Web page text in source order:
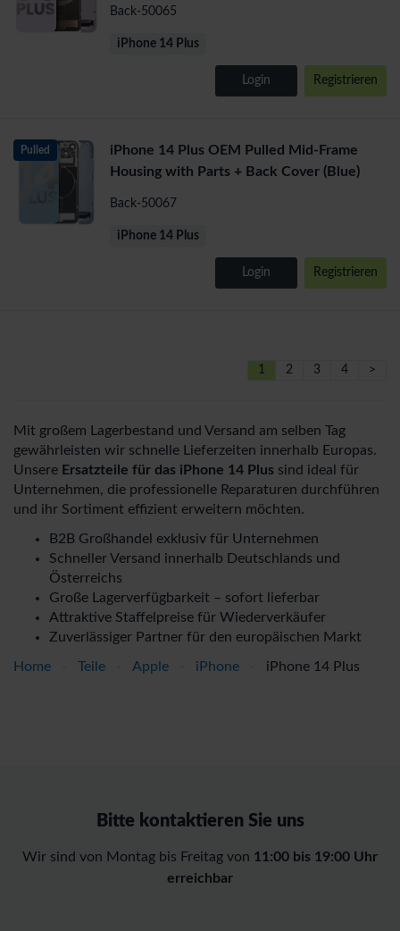
Back-50065
iPhone 14 Plus
Login Registrieren
Pulled
iPhone 14 Plus OEM Pulled Mid-Frame
Housing with Parts + Back Cover (Blue)
Back-50067
iPhone 14 Plus
Login Registrieren
1 2 3 4 >
Mit großem Lagerbestand und Versand am selben Tag
gewährleisten wir schnelle Lieferzeiten innerhalb Europas.
Unsere Ersatzteile für das iPhone 14 Plus sind ideal für
Unternehmen, die professionelle Reparaturen durchführen
und ihr Sortiment effizient erweitern möchten.
B2B Großhandel exklusiv für Unternehmen
Schneller Versand innerhalb Deutschlands und
Österreichs
Große Lagerverfügbarkeit – sofort lieferbar
Attraktive Staffelpreise für Wiederverkäufer
Zuverlässiger Partner für den europäischen Markt
Home Teile Apple iPhone iPhone 14 Plus
Bitte kontaktieren Sie uns
Wir sind von Montag bis Freitag von 11:00 bis 19:00 Uhr
erreichbar